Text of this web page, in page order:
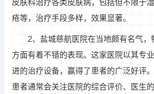
皮肤科治疗各类皮肤病，包括但不限于
疮等，治疗手段多样，效果显著。
2、盐城慈航医院在当地颇有名气，
方面有着不错的表现。这家医院以其专
进的治疗设备，赢得了患者的广泛好评。
患者通常会关注医院的综合评价、医生